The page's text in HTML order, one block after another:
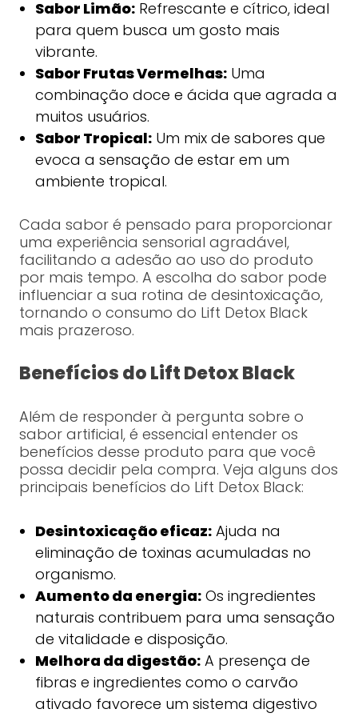
Sabor Limão:Refrescante e cítrico, ideal
para quem busca um gosto mais
vibrante.
Sabor Frutas Vermelhas:Uma
combinação doce e ácida que agrada a
muitos usuários.
Sabor Tropical:Um mix de sabores que
evoca a sensação de estar em um
ambiente tropical.
Cada sabor é pensado para proporcionar
uma experiência sensorial agradável,
facilitando a adesão ao uso do produto
por mais tempo. A escolha do sabor pode
influenciar a sua rotina de desintoxicação,
tornando o consumo do Lift Detox Black
mais prazeroso.
Benefícios do Lift Detox Black
Além de responder à pergunta sobre o
sabor artificial, é essencial entender os
benefícios desse produto para que você
possa decidir pela compra. Veja alguns dos
principais benefícios do Lift Detox Black:
Desintoxicação eficaz:Ajuda na
eliminação de toxinas acumuladas no
organismo.
Aumento da energia:Os ingredientes
naturais contribuem para uma sensação
de vitalidade e disposição.
Melhora da digestão:A presença de
fibras e ingredientes como o carvão
ativado favorece um sistema digestivo